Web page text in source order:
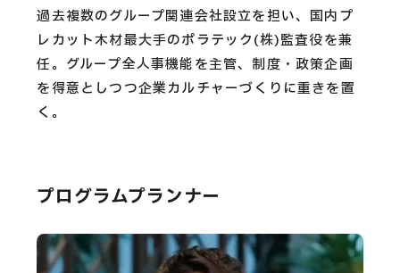
過去複数のグループ関連会社設立を担い、国内プ
レカット木材最大手のポラテック(株)監査役を兼
任。グループ全人事機能を主管、制度・政策企画
を得意としつつ企業カルチャーづくりに重きを置
く。
プログラムプランナー